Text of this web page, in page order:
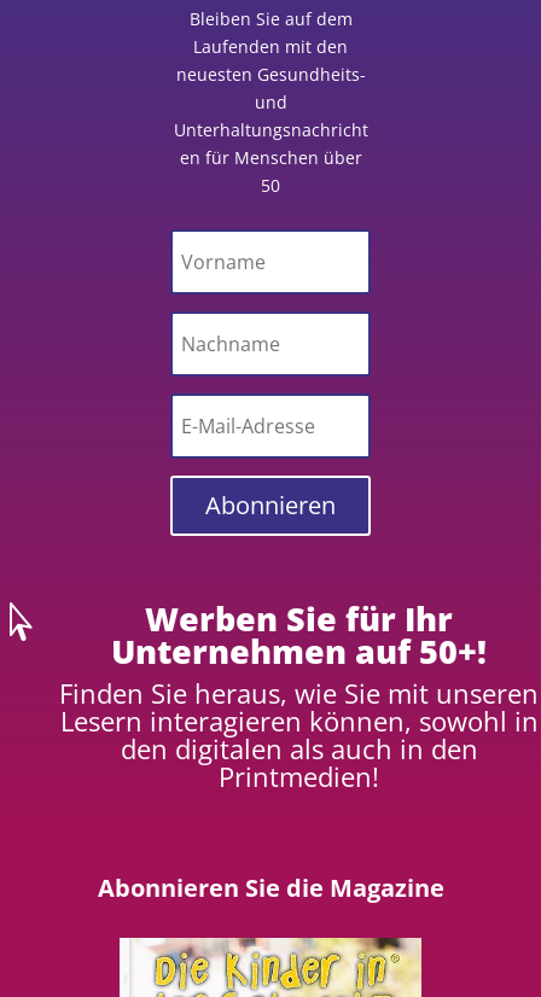
Bleiben Sie auf dem
Laufenden mit den
neuesten Gesundheits-
und
Unterhaltungsnachricht
en für Menschen über
50
Abonnieren
 Werben Sie für Ihr
Unternehmen auf 50+!
Finden Sie heraus, wie Sie mit unseren
Lesern interagieren können, sowohl in
den digitalen als auch in den
Printmedien!
Abonnieren Sie die Magazine